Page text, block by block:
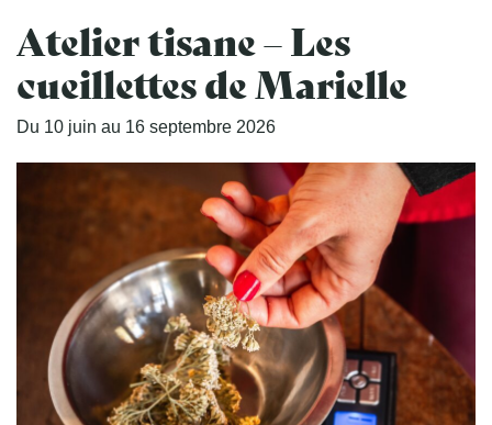
Atelier tisane – Les
cueillettes de Marielle
Du 10 juin au 16 septembre 2026